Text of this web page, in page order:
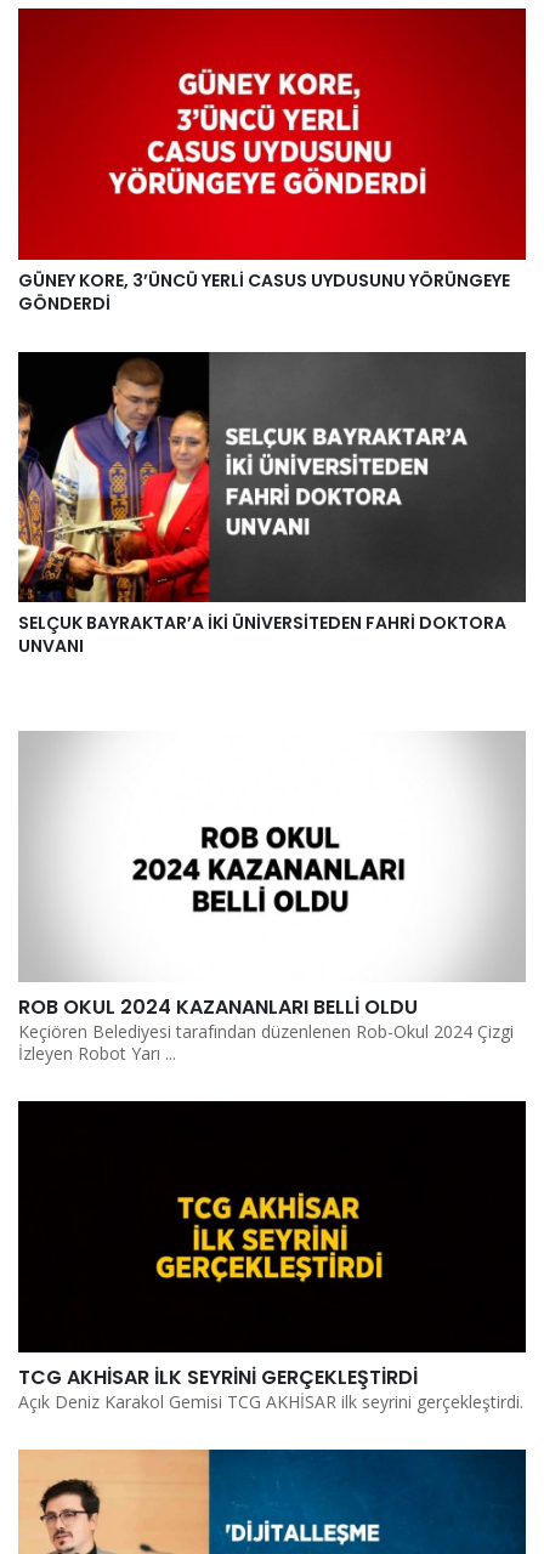
GÜNEY KORE, 3’ÜNCÜ YERLİ CASUS UYDUSUNU YÖRÜNGEYE
GÖNDERDİ
SELÇUK BAYRAKTAR’A İKİ ÜNİVERSİTEDEN FAHRİ DOKTORA
UNVANI
ROB OKUL 2024 KAZANANLARI BELLİ OLDU
Keçiören Belediyesi tarafından düzenlenen Rob-Okul 2024 Çizgi
İzleyen Robot Yarı ...
TCG AKHİSAR İLK SEYRİNİ GERÇEKLEŞTİRDİ
Açık Deniz Karakol Gemisi TCG AKHİSAR ilk seyrini gerçekleştirdi.